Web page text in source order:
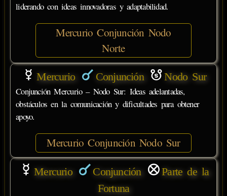
liderando con ideas innovadoras y adaptabilidad.
Mercurio Conjunción Nodo
Norte
Mercurio Conjunción Nodo Sur
Conjunción Mercurio – Nodo Sur: Ideas adelantadas,
obstáculos en la comunicación y dificultades para obtener
apoyo.
Mercurio Conjunción Nodo Sur
Mercurio Conjunción
Parte de la
Fortuna